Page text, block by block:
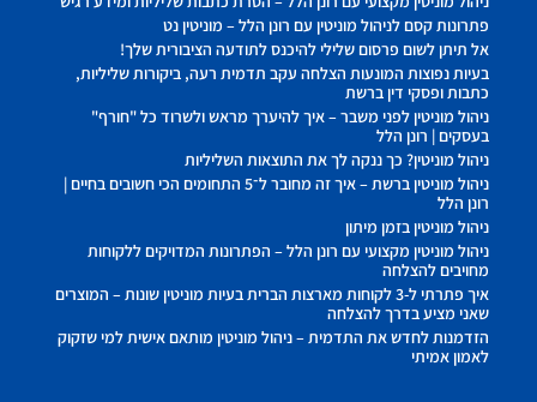
פתרונות קסם לניהול מוניטין עם רונן הלל – מוניטין נט
אל תיתן לשום פרסום שלילי להיכנס לתודעה הציבורית שלך!
בעיות נפוצות המונעות הצלחה עקב תדמית רעה, ביקורות שליליות,
כתבות ופסקי דין ברשת
ניהול מוניטין לפני משבר – איך להיערך מראש ולשרוד כל "חורף"
בעסקים | רונן הלל
ניהול מוניטין? כך ננקה לך את התוצאות השליליות
ניהול מוניטין ברשת – איך זה מחובר ל־5 התחומים הכי חשובים בחיים |
רונן הלל
ניהול מוניטין בזמן מיתון
ניהול מוניטין מקצועי עם רונן הלל – הפתרונות המדויקים ללקוחות
מחויבים להצלחה
איך פתרתי ל-3 לקוחות מארצות הברית בעיות מוניטין שונות – המוצרים
שאני מציע בדרך להצלחה
הזדמנות לחדש את התדמית – ניהול מוניטין מותאם אישית למי שזקוק
לאמון אמיתי